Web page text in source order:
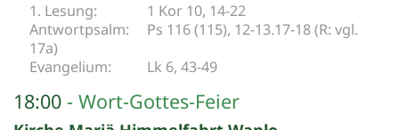
1 Kor 10, 14-22
Ps 116 (115), 12-13.17-18 (R: vgl.
17a)
Lk 6, 43-49
18:00 Wort-Gottes-Feier